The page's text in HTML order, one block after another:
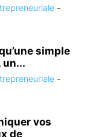
-
simple
un...
-
vos
de